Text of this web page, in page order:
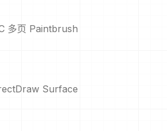
多页 Paintbrush
Surface